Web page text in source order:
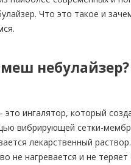
Что это такое и
небулайзер?
ингалятор, который
вибрирующей сетки-
лекарственный
не нагревается и не теряет